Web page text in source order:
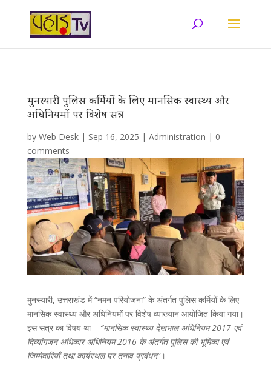
मुनस्यारी: पुलिस कर्मियों के लिए मानसिक स्वास्थ्य और
अधिनियमों पर विशेष सत्र
by Web Desk| Sep 16, 2025 | Administration | 0
comments
मुनस्यारी, उत्तराखंड में “नमन परियोजना” के अंतर्गत पुलिस कर्मियों के लिए
मानसिक स्वास्थ्य और अधिनियमों पर विशेष व्याख्यान आयोजित किया गया।
इस सत्र का विषय था – “मानसिक स्वास्थ्य देखभाल अधिनियम 2017 एवं
दिव्यांगजन अधिकार अधिनियम 2016 के अंतर्गत पुलिस की भूमिका एवं
जिम्मेदारियाँ तथा कार्यस्थल पर तनाव प्रबंधन”।